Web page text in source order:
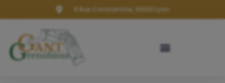
9 Rue Constantine, 69001 Lyon